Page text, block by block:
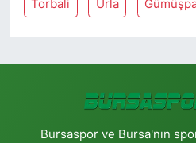
Torbali Urla
Bursaspor ve Bursa'nın